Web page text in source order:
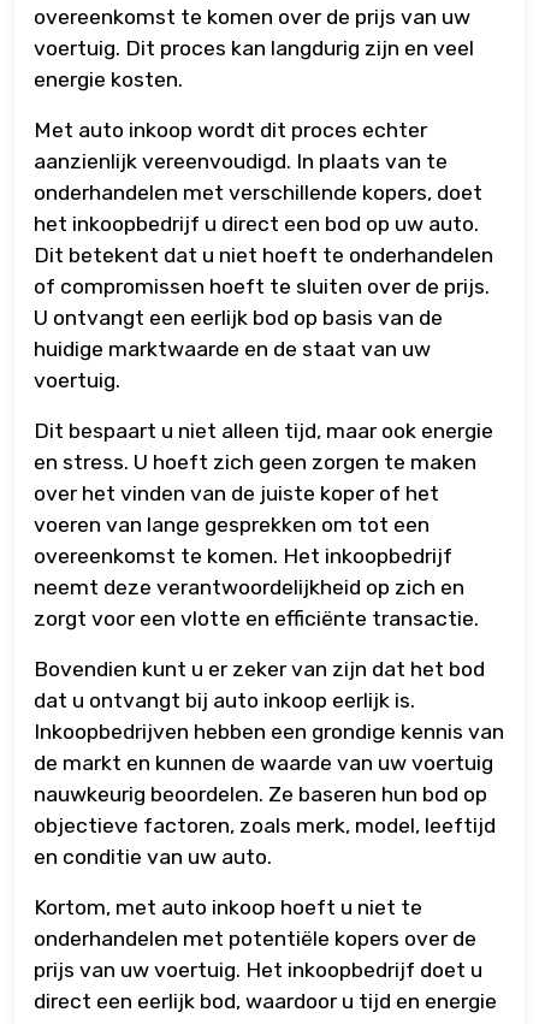
overeenkomst te komen over de prijs van uw
voertuig. Dit proces kan langdurig zijn en veel
energie kosten.
Met auto inkoop wordt dit proces echter
aanzienlijk vereenvoudigd. In plaats van te
onderhandelen met verschillende kopers, doet
het inkoopbedrijf u direct een bod op uw auto.
Dit betekent dat u niet hoeft te onderhandelen
of compromissen hoeft te sluiten over de prijs.
U ontvangt een eerlijk bod op basis van de
huidige marktwaarde en de staat van uw
voertuig.
Dit bespaart u niet alleen tijd, maar ook energie
en stress. U hoeft zich geen zorgen te maken
over het vinden van de juiste koper of het
voeren van lange gesprekken om tot een
overeenkomst te komen. Het inkoopbedrijf
neemt deze verantwoordelijkheid op zich en
zorgt voor een vlotte en efficiënte transactie.
Bovendien kunt u er zeker van zijn dat het bod
dat u ontvangt bij auto inkoop eerlijk is.
Inkoopbedrijven hebben een grondige kennis van
de markt en kunnen de waarde van uw voertuig
nauwkeurig beoordelen. Ze baseren hun bod op
objectieve factoren, zoals merk, model, leeftijd
en conditie van uw auto.
Kortom, met auto inkoop hoeft u niet te
onderhandelen met potentiële kopers over de
prijs van uw voertuig. Het inkoopbedrijf doet u
direct een eerlijk bod, waardoor u tijd en energie